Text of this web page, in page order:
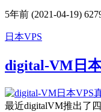
5年前 (2021-04-19)
日本VPS
digital-VM日
最近digitalVM推出了